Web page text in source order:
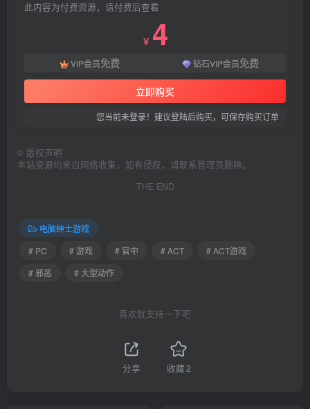
此内容为付费资源，请付费后查看
￥ 4
VIP会员免费 钻石VIP会员免费
立即购买
您当前未登录！建议登陆后购买，可保存购买订单
© 版权声明
本站资源均来自网络收集，如有侵权，请联系管理员删除。
THE END
电脑绅士游戏
# PC
# 游戏 # 官中 # ACT
# ACT游戏
# 邪恶
# 大型动作
喜欢就支持一下吧
分享 收藏2